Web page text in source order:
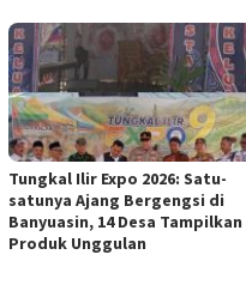
Tungkal Ilir Expo 2026: Satu-
satunya Ajang Bergengsi di
Banyuasin, 14 Desa Tampilkan
Produk Unggulan